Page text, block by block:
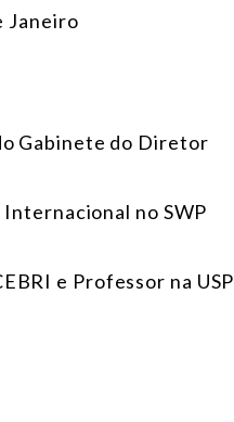
Janeiro
Gabinete do Diretor
Internacional no SWP
e Professor na USP